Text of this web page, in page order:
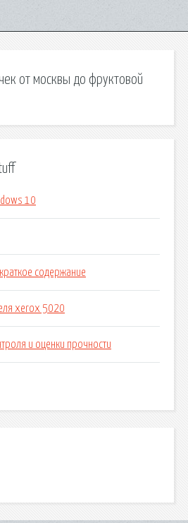
от москвы до фруктовой
10
содержание
xerox 5020
и оценки прочности